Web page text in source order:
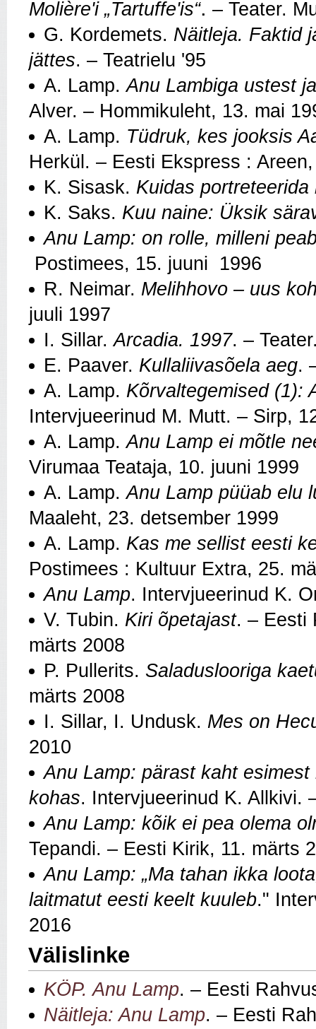
Molière'i „Tartuffe'is“. – Teater.
G. Kordemets. Näitleja. Faktid
jättes. – Teatrielu '95
A. Lamp.Anu Lambiga ustest
Alver. – Hommikuleht, 13. mai
A. Lamp. Tüdruk, kes jooksis
Herkül. – Eesti Ekspress :
K. Sisask. Kuidas portreteerida
K. Saks. Kuu naine: Üksik
Anu Lamp: on rolle, milleni
Postimees, 15. juuni 1996
R. Neimar. Melihhovo – uus
juuli 1997
I. Sillar.Arcadia. 1997. –
E. Paaver. Kullaliivasõela aeg.
A. Lamp. Kõrvaltegemised (1):
Intervjueerinud M. Mutt. – Sirp,
A. Lamp.Anu Lamp ei mõtle
Virumaa Teataja, 10. juuni 1999
A. Lamp.Anu Lamp püüab elu
Maaleht, 23. detsember 1999
A. Lamp. Kas me sellist eesti
Postimees : Kultuur Extra, 25.
Anu Lamp. Intervjueerinud K.
V. Tubin. Kiri õpetajast. – Eesti
märts 2008
P. Pullerits. Saladuslooriga
märts 2008
I. Sillar, I. Undusk. Mes on
2010
Anu Lamp: pärast kaht
kohas. Intervjueerinud K. Allkivi.
Anu Lamp: kõik ei pea olema
Tepandi. – Eesti Kirik, 11. märts
Anu Lamp: „Ma tahan ikka
laitmatut eesti keelt kuuleb."
2016
Välislinke
KÖP. Anu Lamp. – Eesti
Näitleja: Anu Lamp. – Eesti